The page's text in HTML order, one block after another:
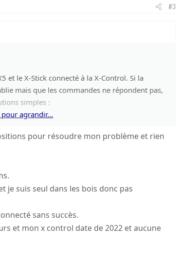
#3
et le X-Stick connecté à la X-Control. Si la
mais que les commandes ne répondent pas,
simples :
à la fois votre smartphone et le X-Stick. Cela
temporaires.
que le X-Stick est suffisamment proche de
également les zones avec de fortes
appareils connectés en Bluetooth, par
pour agrandir...
pour résoudre mon problème et rien
je suis seul dans les bois donc pas
sans succès.
et mon x control date de 2022 et aucune